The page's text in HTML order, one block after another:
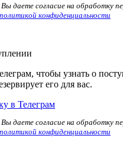
даете согласие на обработку
политикой конфиденциальности
чтобы узнать о
его для вас.
в Телеграм
даете согласие на обработку
политикой конфиденциальности